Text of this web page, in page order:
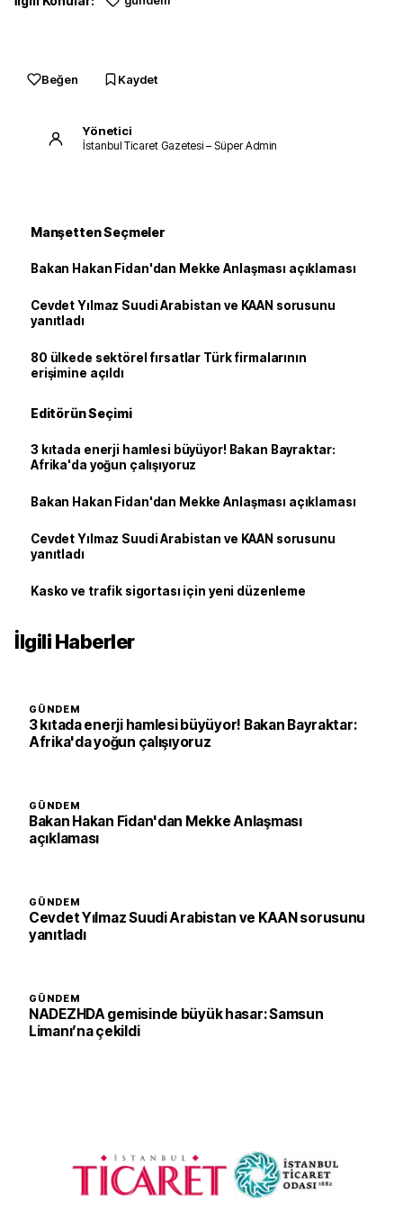
Beğen Kaydet
Yönetici
İstanbul Ticaret Gazetesi – Süper Admin
Manşetten Seçmeler
Bakan Hakan Fidan'dan Mekke Anlaşması açıklaması
Cevdet Yılmaz Suudi Arabistan ve KAAN sorusunu
yanıtladı
80 ülkede sektörel fırsatlar Türk firmalarının
erişimine açıldı
Editörün Seçimi
3 kıtada enerji hamlesi büyüyor! Bakan Bayraktar:
Afrika'da yoğun çalışıyoruz
Bakan Hakan Fidan'dan Mekke Anlaşması açıklaması
Cevdet Yılmaz Suudi Arabistan ve KAAN sorusunu
yanıtladı
Kasko ve trafik sigortası için yeni düzenleme
İlgili Haberler
GÜNDEM
3 kıtada enerji hamlesi büyüyor! Bakan Bayraktar:
Afrika'da yoğun çalışıyoruz
GÜNDEM
Bakan Hakan Fidan'dan Mekke Anlaşması
açıklaması
GÜNDEM
Cevdet Yılmaz Suudi Arabistan ve KAAN sorusunu
yanıtladı
GÜNDEM
NADEZHDA gemisinde büyük hasar: Samsun
Limanı’na çekildi